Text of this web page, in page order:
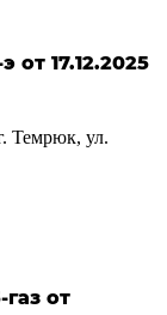
17.12.2025
Темрюк, ул.
от